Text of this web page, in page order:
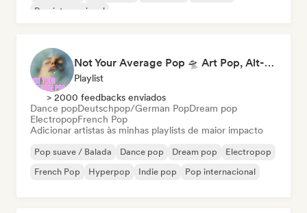
Pop internacional
Not Your Average Pop 🛸 Art Pop, Alt-Pop & Indie Pop
Playlist
> 2000 feedbacks enviados
Dance popDeutschpop/German PopDream pop
ElectropopFrench Pop
Adicionar artistas às minhas playlists de maior impacto
Pop suave / Balada Dance pop Dream pop
Electropop
French Pop
Hyperpop Indie pop Pop internacional